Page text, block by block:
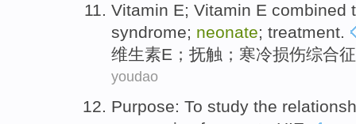
Vitamin E; Vitamin E combined
syndrome; neonate; treatment.
维生素E ； 抚触 ； 寒冷损伤综合征
youdao
Purpose: To study the